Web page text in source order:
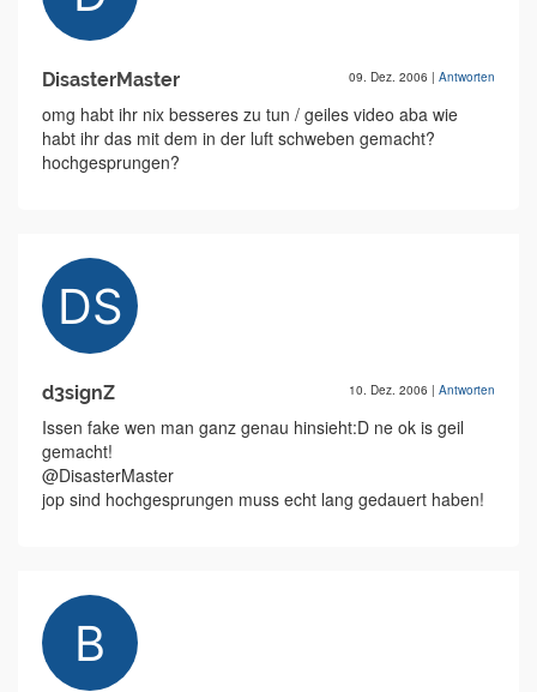
DisasterMaster 09. Dez. 2006 | Antworten
omg habt ihr nix besseres zu tun / geiles video aba wie
habt ihr das mit dem in der luft schweben gemacht?
hochgesprungen?
d3signZ 10. Dez. 2006 | Antworten
Issen fake wen man ganz genau hinsieht:D ne ok is geil
gemacht!
@DisasterMaster
jop sind hochgesprungen muss echt lang gedauert haben!